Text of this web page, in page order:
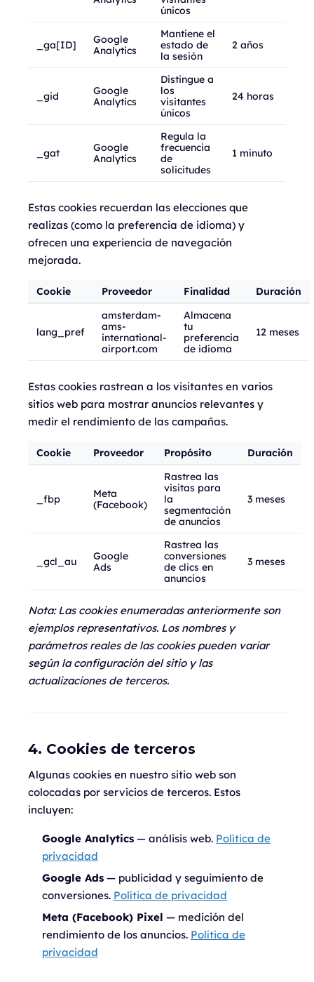
únicos
_ga[ID]
Google
Analytics
Mantiene el
estado de
la sesión
2 años
_gid
Google
Analytics
Distingue a
los
visitantes
únicos
24 horas
_gat
Google
Analytics
Regula la
frecuencia
de
solicitudes
1 minuto
Estas cookies recuerdan las elecciones que
realizas (como la preferencia de idioma) y
ofrecen una experiencia de navegación
mejorada.
Cookie Proveedor Finalidad Duración
lang_pref
amsterdam-
ams-
international-
airport.com
Almacena
tu
preferencia
de idioma
12 meses
Estas cookies rastrean a los visitantes en varios
sitios web para mostrar anuncios relevantes y
medir el rendimiento de las campañas.
Cookie Proveedor Propósito Duración
_fbp
Meta
(Facebook)
Rastrea las
visitas para
la
segmentación
de anuncios
3 meses
_gcl_au
Google
Ads
Rastrea las
conversiones
de clics en
anuncios
3 meses
Nota: Las cookies enumeradas anteriormente son
ejemplos representativos. Los nombres y
parámetros reales de las cookies pueden variar
según la configuración del sitio y las
actualizaciones de terceros.
4. Cookies de terceros
Algunas cookies en nuestro sitio web son
colocadas por servicios de terceros. Estos
incluyen:
Google Analytics — análisis web. Política de
privacidad
Google Ads — publicidad y seguimiento de
conversiones. Política de privacidad
Meta (Facebook) Pixel — medición del
rendimiento de los anuncios. Política de
privacidad